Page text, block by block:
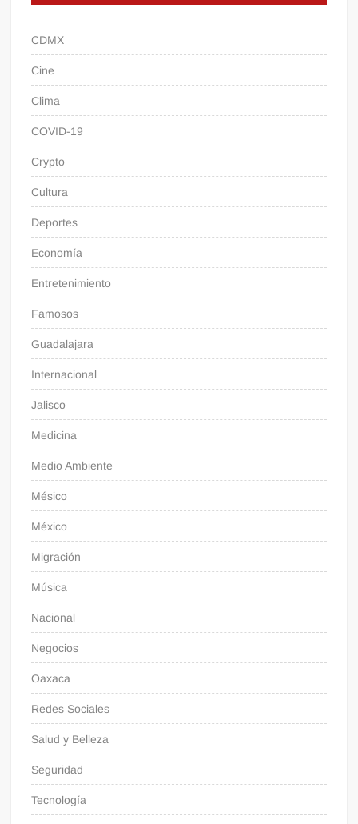
CDMX
Cine
Clima
COVID-19
Crypto
Cultura
Deportes
Economía
Entretenimiento
Famosos
Guadalajara
Internacional
Jalisco
Medicina
Medio Ambiente
Mésico
México
Migración
Música
Nacional
Negocios
Oaxaca
Redes Sociales
Salud y Belleza
Seguridad
Tecnología